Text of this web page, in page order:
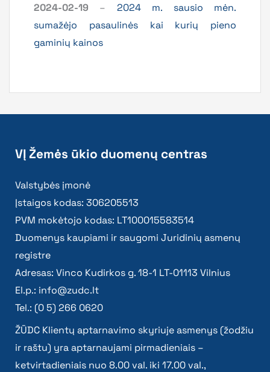
2024-02-19 – 2024 m. sausio mėn.
sumažėjo pasaulinės kai kurių pieno
gaminių kainos
VĮ Žemės ūkio duomenų centras
Valstybės įmonė
Įstaigos kodas: 306205513
PVM mokėtojo kodas: LT100015583514
Duomenys kaupiami ir saugomi Juridinių asmenų
registre
Adresas: Vinco Kudirkos g. 18-1 LT-01113 Vilnius
El.p.: info@zudc.lt
Tel.: (0 5) 266 0620
ŽŪDC Klientų aptarnavimo skyriuje asmenys (žodžiu
ir raštu) yra aptarnaujami pirmadieniais –
ketvirtadieniais nuo 8.00 val. iki 17.00 val.,